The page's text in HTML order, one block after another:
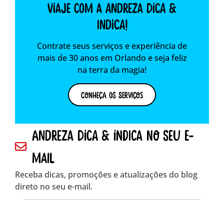
Viaje com a Andreza dica &
indica!
Contrate seus serviços e experiência de
mais de 30 anos em Orlando e seja feliz
na terra da magia!
Conheça os Serviços
andreza dica & indica no seu e-
mail
Receba dicas, promoções e atualizações do blog
direto no seu e-mail.